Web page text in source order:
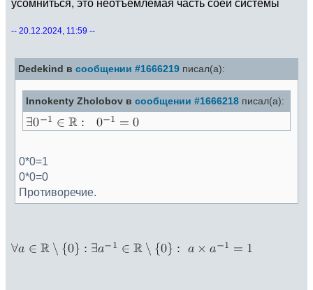
усомниться, это неотъемлемая часть соей системы
-- 20.12.2024, 11:59 --
Dedekind в сообщении #1666219 писал(а):
Innokenty Zholobov в сообщении #1666218 писал(а):
0*0=1
0*0=0
Противоречие.